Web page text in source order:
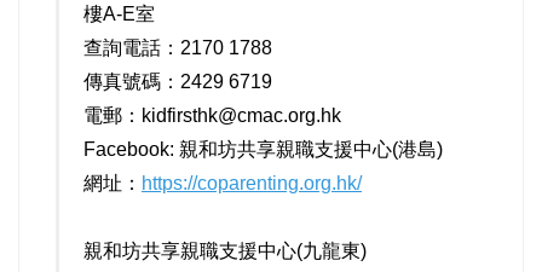
樓A-E室
查詢電話：2170 1788
傳真號碼：2429 6719
電郵： kidfirsthk@cmac.org.hk
Facebook: 親和坊共享親職支援中心(港島)
網址： https://coparenting.org.hk/
親和坊共享親職支援中心(九龍東)